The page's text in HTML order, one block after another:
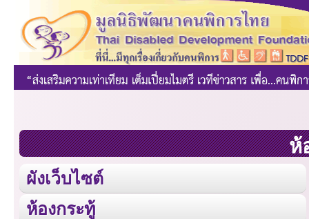
ห้
ผังเว็บไซต์
ห้องกระทู้